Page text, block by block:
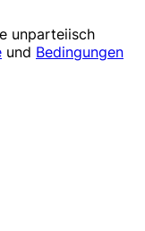
unparteiisch
und Bedingungen